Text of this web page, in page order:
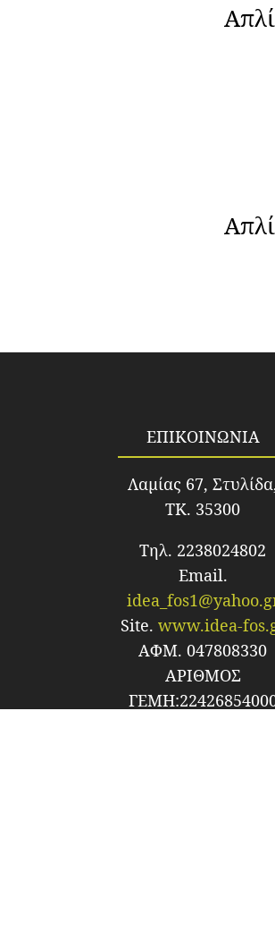
ΕΠΙΚΟΙΝΩΝΙΑ
Λαμίας 67,
TK. 35300
Τηλ. 2238024802
Email.
Site. www.idea-
ΑΦΜ. 047808330
ΑΡΙΘΜΟΣ